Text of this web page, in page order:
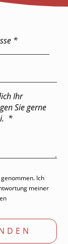
Ich
meiner